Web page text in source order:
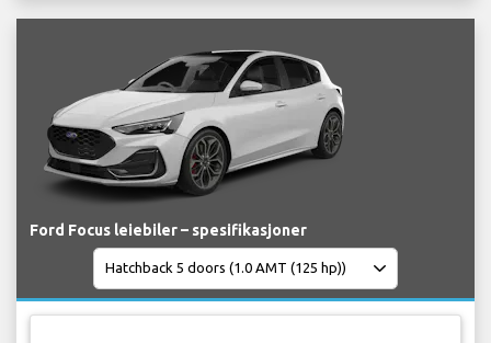
Ford Focus leiebiler – spesifikasjoner